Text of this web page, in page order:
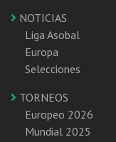
NOTICIAS
Liga Asobal
Europa
Selecciones
TORNEOS
Europeo 2026
Mundial 2025